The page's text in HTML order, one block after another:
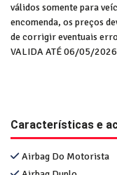
válidos somente para
encomenda, os preços
de corrigir eventuais
VALIDA ATÉ 06/05/2026
Características e
Airbag Do Motorista